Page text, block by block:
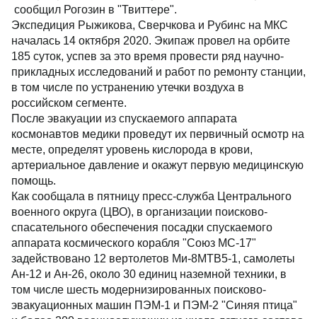
сообщил Рогозин в "Твиттере".
Экспедиция Рыжикова, Сверчкова и Рубинс на МКС
началась 14 октября 2020. Экипаж провел на орбите
185 суток, успев за это время провести ряд научно-
прикладных исследований и работ по ремонту станции,
в том числе по устранению утечки воздуха в
российском сегменте.
После эвакуации из спускаемого аппарата
космонавтов медики проведут их первичный осмотр на
месте, определят уровень кислорода в крови,
артериальное давление и окажут первую медицинскую
помощь.
Как сообщала в пятницу пресс-служба Центрального
военного округа (ЦВО), в организации поисково-
спасательного обеспечения посадки спускаемого
аппарата космического корабля "Союз МС-17"
задействовано 12 вертолетов Ми-8МТВ5-1, самолеты
Ан-12 и Ан-26, около 30 единиц наземной техники, в
том числе шесть модернизированных поисково-
эвакуационных машин ПЭМ-1 и ПЭМ-2 "Синяя птица"